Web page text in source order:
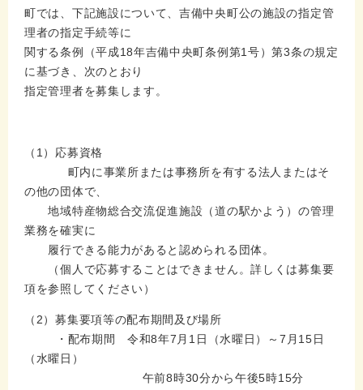
町では、下記施設について、吉備中央町公の施設の指定管
理者の指定手続等に
関する条例（平成18年吉備中央町条例第1号）第3条の規定
に基づき、次のとおり
指定管理者を募集します。
（1）応募資格
町内に事業所または事務所を有する法人またはそ
の他の団体で、
地域特産物総合交流促進施設（道の駅かよう）の管理
業務を確実に
履行できる能力があると認められる団体。
（個人で応募することはできません。詳しくは募集要
項を参照してください）
（2）募集要項等の配布期間及び場所
・配布期間 令和8年7月1日（水曜日）～7月15日
（水曜日）
午前8時30分から午後5時15分